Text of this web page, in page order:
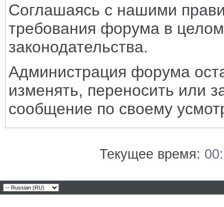
Соглашаясь с нашими
требования форума в
законодательства.
Администрация форума
изменять, переносить или
сообщение по своему
Текущее время: